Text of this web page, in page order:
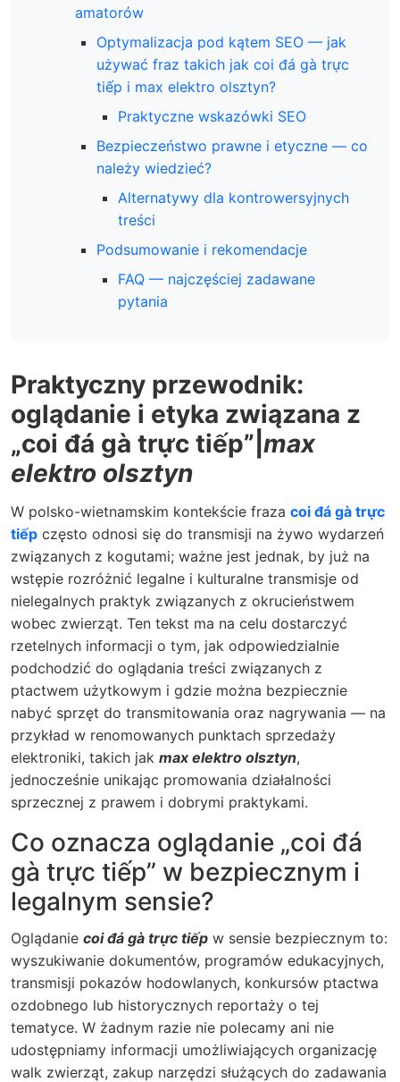
amatorów
Optymalizacja pod kątem SEO — jak
używać fraz takich jak coi đá gà trực
tiếp i max elektro olsztyn?
Praktyczne wskazówki SEO
Bezpieczeństwo prawne i etyczne — co
należy wiedzieć?
Alternatywy dla kontrowersyjnych
treści
Podsumowanie i rekomendacje
FAQ — najczęściej zadawane
pytania
Praktyczny przewodnik:
oglądanie i etyka związana z
„coi đá gà trực tiếp”| max
elektro olsztyn
W polsko-wietnamskim kontekście fraza coi đá gà trực
tiếp często odnosi się do transmisji na żywo wydarzeń
związanych z kogutami; ważne jest jednak, by już na
wstępie rozróżnić legalne i kulturalne transmisje od
nielegalnych praktyk związanych z okrucieństwem
wobec zwierząt. Ten tekst ma na celu dostarczyć
rzetelnych informacji o tym, jak odpowiedzialnie
podchodzić do oglądania treści związanych z
ptactwem użytkowym i gdzie można bezpiecznie
nabyć sprzęt do transmitowania oraz nagrywania — na
przykład w renomowanych punktach sprzedaży
elektroniki, takich jak max elektro olsztyn,
jednocześnie unikając promowania działalności
sprzecznej z prawem i dobrymi praktykami.
Co oznacza oglądanie „coi đá
gà trực tiếp” w bezpiecznym i
legalnym sensie?
Oglądanie coi đá gà trực tiếp w sensie bezpiecznym to:
wyszukiwanie dokumentów, programów edukacyjnych,
transmisji pokazów hodowlanych, konkursów ptactwa
ozdobnego lub historycznych reportaży o tej
tematyce. W żadnym razie nie polecamy ani nie
udostępniamy informacji umożliwiających organizację
walk zwierząt, zakup narzędzi służących do zadawania